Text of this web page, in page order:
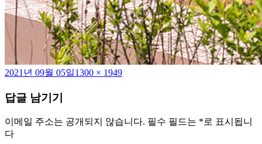
작
일
2021년 09월 05일전
1300 × 1949
답글 남기기
이메일 주소는 공개되지 않습니다. 필수 필드는 *로 표시됩니
다